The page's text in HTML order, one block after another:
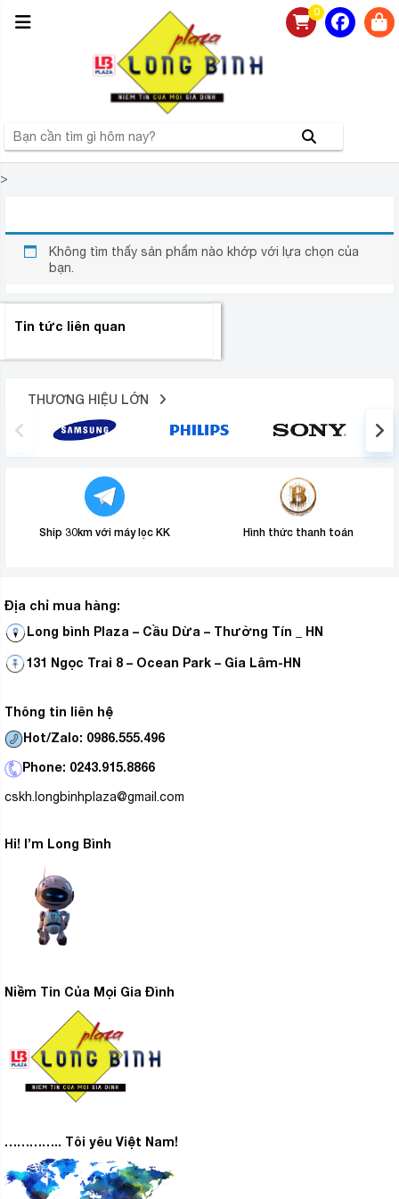
0
>
Không tìm thấy sản phẩm nào khớp với lựa chọn của
bạn.
Tin tức liên quan
THƯƠNG HIỆU LỚN
Ship 30km với máy lọc KK Hình thức thanh toán
Địa chỉ mua hàng:
Long bình Plaza – Cầu Dừa – Thường Tín _ HN
131 Ngọc Trai 8 – Ocean Park – Gia Lâm-HN
Thông tin liên hệ
Hot/Zalo: 0986.555.496
Phone: 0243.915.8866
cskh.longbinhplaza@gmail.com
Hi! I’m Long Bình
Niềm Tin Của Mọi Gia Đình
………….. Tôi yêu Việt Nam!